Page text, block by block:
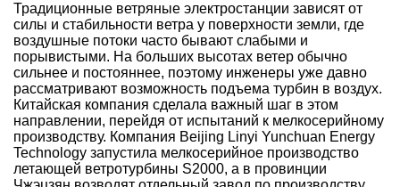
Традиционные ветряные электростанции зависят от
силы и стабильности ветра у поверхности земли, где
воздушные потоки часто бывают слабыми и
порывистыми. На больших высотах ветер обычно
сильнее и постояннее, поэтому инженеры уже давно
рассматривают возможность подъема турбин в воздух.
Китайская компания сделала важный шаг в этом
направлении, перейдя от испытаний к мелкосерийному
производству. Компания Beijing Linyi Yunchuan Energy
Technology запустила мелкосерийное производство
летающей ветротурбины S2000, а в провинции